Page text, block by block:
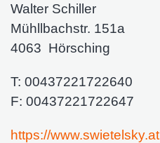
Walter Schiller
Mühllbachstr. 151a
4063 Hörsching
T: 00437221722640
F: 00437221722647
https://www.swietelsky.at